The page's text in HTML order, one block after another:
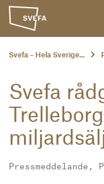
Svefa – Hela Sverige...
Svefa